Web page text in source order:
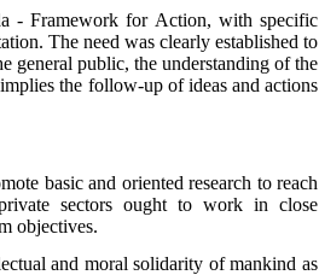
- Framework for Action, with specific
The need was clearly established to
general public, the understanding of the
the follow-up of ideas and actions
basic and oriented research to reach
sectors ought to work in close
objectives.
and moral solidarity of mankind as